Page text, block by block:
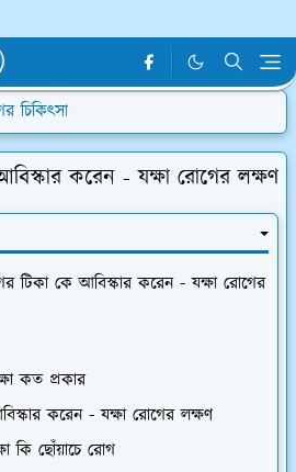
চিকিৎসা
করেন - যক্ষা রোগের লক্ষণ
টিকা কে আবিস্কার করেন - যক্ষা রোগের
কত প্রকার
করেন - যক্ষা রোগের লক্ষণ
কি ছোঁয়াচে রোগ